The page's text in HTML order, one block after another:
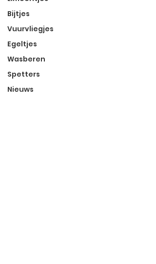
Bijtjes
Vuurvliegjes
Egeltjes
Wasberen
Spetters
Nieuws